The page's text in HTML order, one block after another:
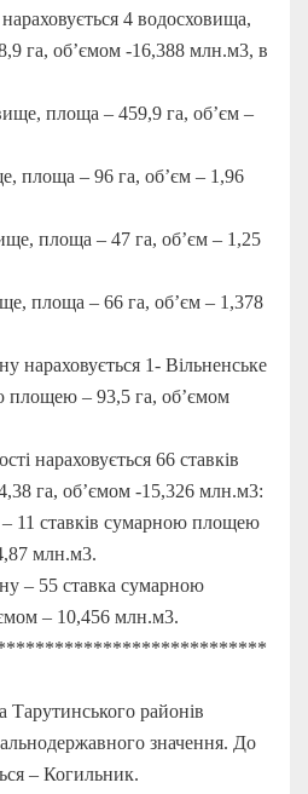
4 водосховища,
га, об’ємом -16,388 млн.м3, в
площа – 459,9 га, об’єм –
площа – 96 га, об’єм – 1,96
площа – 47 га, об’єм – 1,25
площа – 66 га, об’єм – 1,378
нараховується 1- Вільненське
площею – 93,5 га, об’ємом
нараховується 66 ставків
га, об’ємом -15,326 млн.м3:
11 ставків сумарною площею
млн.м3.
– 55 ставка сумарною
– 10,456 млн.м3.
Тарутинського районів
значення. До
– Когильник.